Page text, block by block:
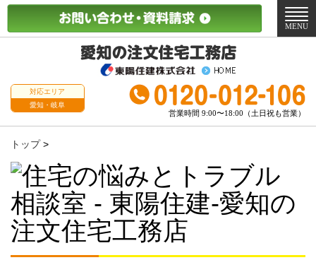
対応エリア
愛知・岐阜
営業時間 9:00〜18:00（土日祝も営業）
メ
ニ
MENU
トップ>